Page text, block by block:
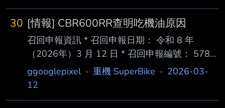
30 [情報] CBR600RR查明吃機油原因
召回申報資訊 * 召回申報日期： 令和 8 年
（2026年）3 月 12 日 * 召回申報編號： 5786
* 召回開始日期： 令和 8 年（2026年）3 月 13
日 * 申報者名稱： 本田技研工業株式會社
ggooglepixel· 重機 SuperBike · 2026-03-
12